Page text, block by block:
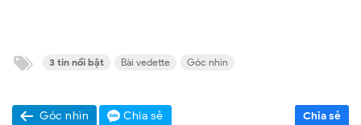
3 tin nổi bật Bài vedette Góc nhìn
Góc nhìn Chia sẻ Chia sẻ